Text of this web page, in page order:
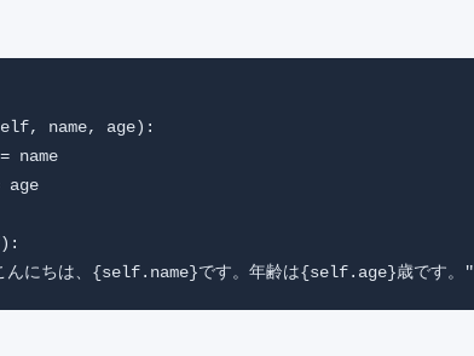
name, age):
name
age
にちは、{self.name}です。年齢は{self.age}歳です。"